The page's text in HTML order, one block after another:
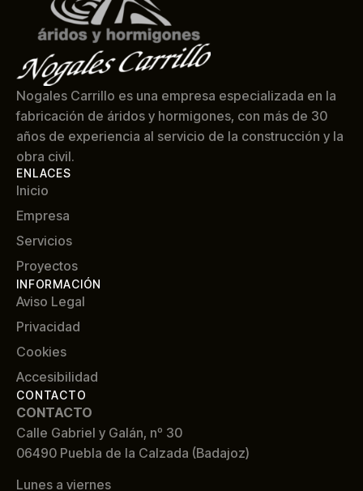
Nogales Carrillo es una empresa especializada en la
fabricación de áridos y hormigones, con más de 30
años de experiencia al servicio de la construcción y la
obra civil.
ENLACES
Inicio
Empresa
Servicios
Proyectos
INFORMACIÓN
Aviso Legal
Privacidad
Cookies
Accesibilidad
CONTACTO
CONTACTO
Calle Gabriel y Galán, nº 30
06490 Puebla de la Calzada (Badajoz)
Lunes a viernes